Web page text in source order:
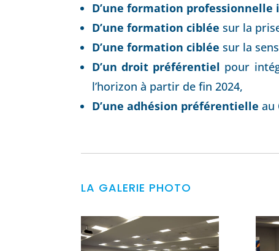
D’une formation professionnelle
D’une formation ciblée sur la
D’une formation ciblée sur la
D’un droit préférentiel pour
l’horizon à partir de fin 2024,
D’une adhésion préférentielle au
LA GALERIE PHOTO